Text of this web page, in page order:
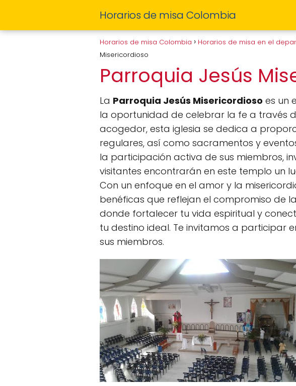
Horarios de misa Colombia
Horarios de misa Colombia Horarios de misa en el
Misericordioso
Parroquia Jesús
La Parroquia Jesús Misericordioso es un
la oportunidad de celebrar la fe a través
acogedor, esta iglesia se dedica a
regulares, así como sacramentos y
la participación activa de sus miembros,
visitantes encontrarán en este templo un
Con un enfoque en el amor y la
benéficas que reflejan el compromiso de
donde fortalecer tu vida espiritual y
tu destino ideal. Te invitamos a participar
sus miembros.